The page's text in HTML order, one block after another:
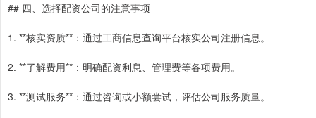
## 四、选择配资公司的注意事项
1. **核实资质**：通过工商信息查询平台核实公司注册信息。
2. **了解费用**：明确配资利息、管理费等各项费用。
3. **测试服务**：通过咨询或小额尝试，评估公司服务质量。